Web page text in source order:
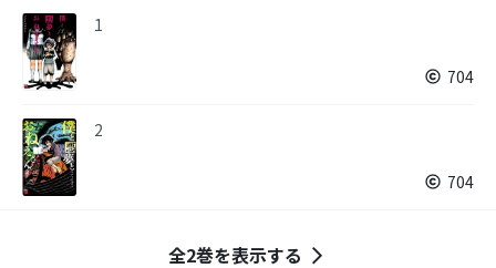
1
704
2
704
全2巻を表示する